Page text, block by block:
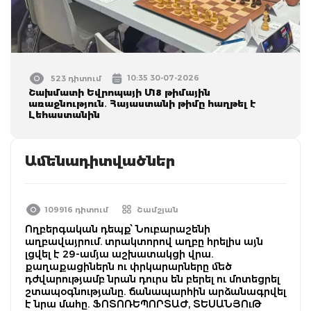
523 դիտում 10:35 30-07-2026
Շախմատի Եվրոպայի Մ18 թիմային
առաջնություն․ Հայաստանի թիմը հաղթել է
Լեհաստանին
Ամենադիտվածներ
109916 դիտում Շամշյան
Ողբերգական դեպք՝ Նուբարաշենի
աղբավայրում. տրակտորով աղբը հրելիս այն
լցվել է 29-ամյա աշխատակցի վրա.
քաղաքացիներն ու փրկարարները մեծ
դժվարությամբ նրան դուրս են բերել ու մոտեցրել
շտապօգնությանը. ճանապարհին արձանագրվել
է նրա մահը. ՖՈՏՈՌԵՊՈՐՏԱԺ, ՏԵՍԱՆՅՈւԹ